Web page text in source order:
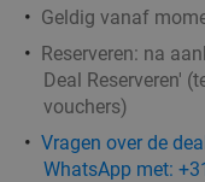
Geldig vanaf
Reserveren: na
Deal Reserveren'
vouchers)
Vragen over de
WhatsApp met: